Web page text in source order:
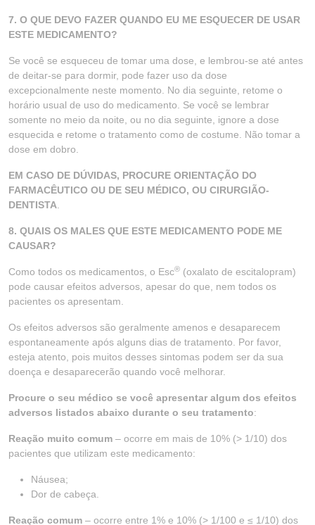
7. O QUE DEVO FAZER QUANDO EU ME ESQUECER DE USAR
ESTE MEDICAMENTO?
Se você se esqueceu de tomar uma dose, e lembrou-se até antes
de deitar-se para dormir, pode fazer uso da dose
excepcionalmente neste momento. No dia seguinte, retome o
horário usual de uso do medicamento. Se você se lembrar
somente no meio da noite, ou no dia seguinte, ignore a dose
esquecida e retome o tratamento como de costume. Não tomar a
dose em dobro.
EM CASO DE DÚVIDAS, PROCURE ORIENTAÇÃO DO
FARMACÊUTICO OU DE SEU MÉDICO, OU CIRURGIÃO-
DENTISTA
8. QUAIS OS MALES QUE ESTE MEDICAMENTO PODE ME
CAUSAR?
Como todos os medicamentos, o Esc® (oxalato de escitalopram)
pode causar efeitos adversos, apesar do que, nem todos os
pacientes os apresentam.
Os efeitos adversos são geralmente amenos e desaparecem
espontaneamente após alguns dias de tratamento. Por favor,
esteja atento, pois muitos desses sintomas podem ser da sua
doença e desaparecerão quando você melhorar.
Procure o seu médico se você apresentar algum dos efeitos
adversos listados abaixo durante o seu tratamento:
Reação muito comum – ocorre em mais de 10% (> 1/10) dos
pacientes que utilizam este medicamento:
Náusea;
Dor de cabeça.
Reação comum – ocorre entre 1% e 10% (> 1/100 e ≤ 1/10) dos